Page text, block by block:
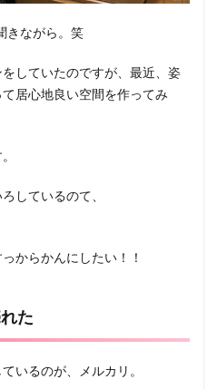
きながら。笑
していたのですが、最近、姿
居心地良い空間を作ってみ
しているのて、
からかんにしたい！！
た
いるのが、メルカリ。